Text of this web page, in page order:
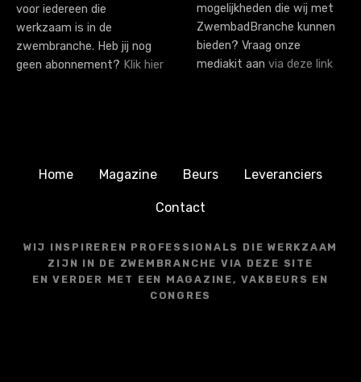
voor iedereen die
werkzaam is in de
zwembranche. Heb jij nog
geen abonnement? Klik hier
mogelijkheden die wij met
ZwembadBranche kunnen
bieden? Vraag onze
mediakit aan via deze link
Home Magazine Beurs Leveranciers
Contact
WIJ INSPIREREN PROFESSIONALS DIE WERKZAAM
ZIJN IN DE ZWEMBRANCHE VIA DEZE SITE
EN VERDER MET EEN MAGAZINE, VAKBEURS EN
CONGRES